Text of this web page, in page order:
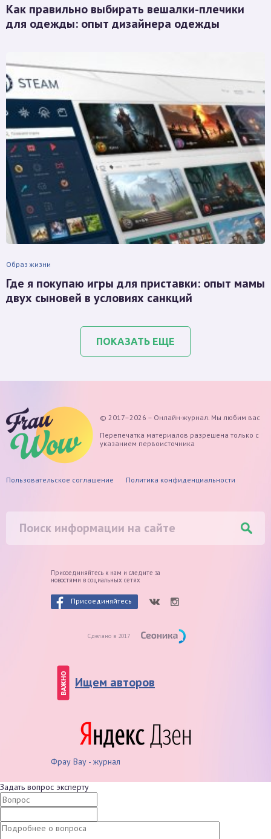
Как правильно выбирать вешалки-плечики
для одежды: опыт дизайнера одежды
Образ жизни
Где я покупаю игры для приставки: опыт мамы
двух сыновей в условиях санкций
ПОКАЗАТЬ ЕЩЕ
© 2017–2026 – Онлайн-журнал. Мы любим вас
Перепечатка материалов разрешена только с
указанием первоисточника
Пользовательское соглашение Политика конфиденциальности
Присоединяйтесь к нам и следите за
новостями в социальных сетях
Присоединяйтесь
Сделано в 2017
ВАЖНО Ищем авторов
Фрау Вау - журнал
Задать вопрос эксперту